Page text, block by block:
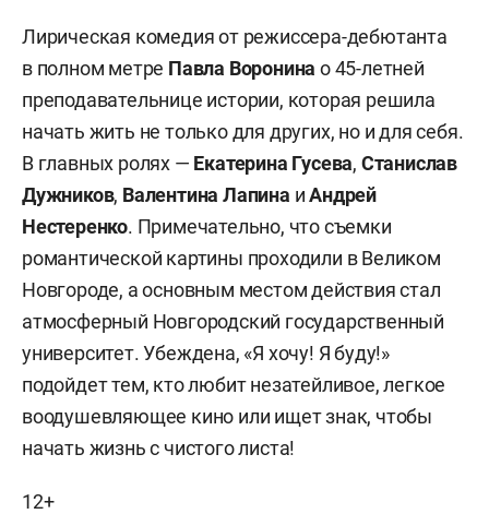
Лирическая комедия от режиссера-дебютанта
в полном метре Павла Воронина о 45-летней
преподавательнице истории, которая решила
начать жить не только для других, но и для себя.
В главных ролях — Екатерина Гусева, Станислав
Дужников, Валентина Лапина иАндрей
Нестеренко. Примечательно, что съемки
романтической картины проходили в Великом
Новгороде, а основным местом действия стал
атмосферный Новгородский государственный
университет. Убеждена, «Я хочу! Я буду!»
подойдет тем, кто любит незатейливое, легкое
воодушевляющее кино или ищет знак, чтобы
начать жизнь с чистого листа!
12+